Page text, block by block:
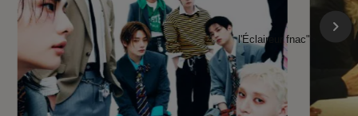
l'Éclaireur fnac">